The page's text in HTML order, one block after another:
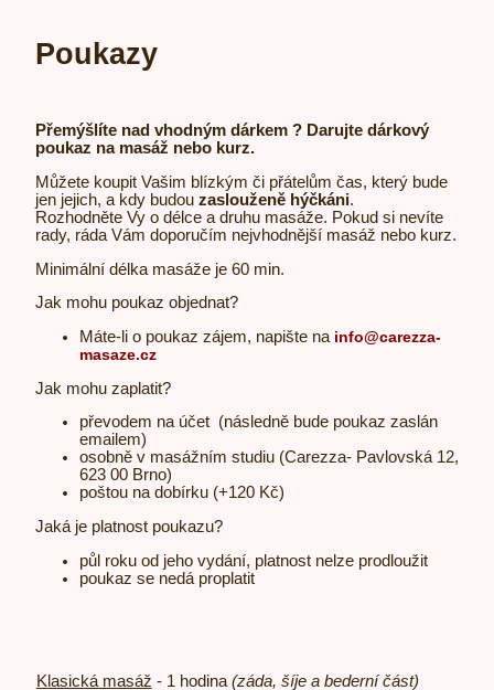
Poukazy
​Přemýšlíte nad vhodným dárkem ? Darujte dárkový
poukaz na masáž nebo kurz.
Můžete koupit Vašim blízkým či přátelům čas, který bude
jen jejich, a kdy budou zaslouženě hýčkáni.
Rozhodněte Vy o délce a druhu masáže. Pokud si nevíte
rady, ráda Vám doporučím nejvhodnější masáž nebo kurz.
Minimální délka masáže je 60 min.
Jak mohu poukaz objednat?
Máte-li o poukaz zájem, napište na info@carezza-
masaze.cz
Jak mohu zaplatit?
převodem na účet (následně bude poukaz zaslán
emailem)
osobně v masážním studiu (Carezza- Pavlovská 12,
623 00 Brno)
poštou na dobírku (+120 Kč)
​Jaká je platnost poukazu?
půl roku od jeho vydání, platnost nelze prodloužit
poukaz se nedá proplatit
Klasická masáž - 1 hodina (záda, šíje a bederní část)